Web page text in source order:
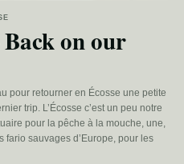
on our
pour retourner en Écosse une petite
trip. L’Écosse c’est un peu notre
pour la pêche à la mouche, une,
fario sauvages d’Europe, pour les